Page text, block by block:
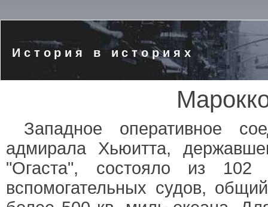
История в историях
Западное оперативное
адмирала Хьюитта,
"Огаста", состояло из 102
вспомогательных судов,